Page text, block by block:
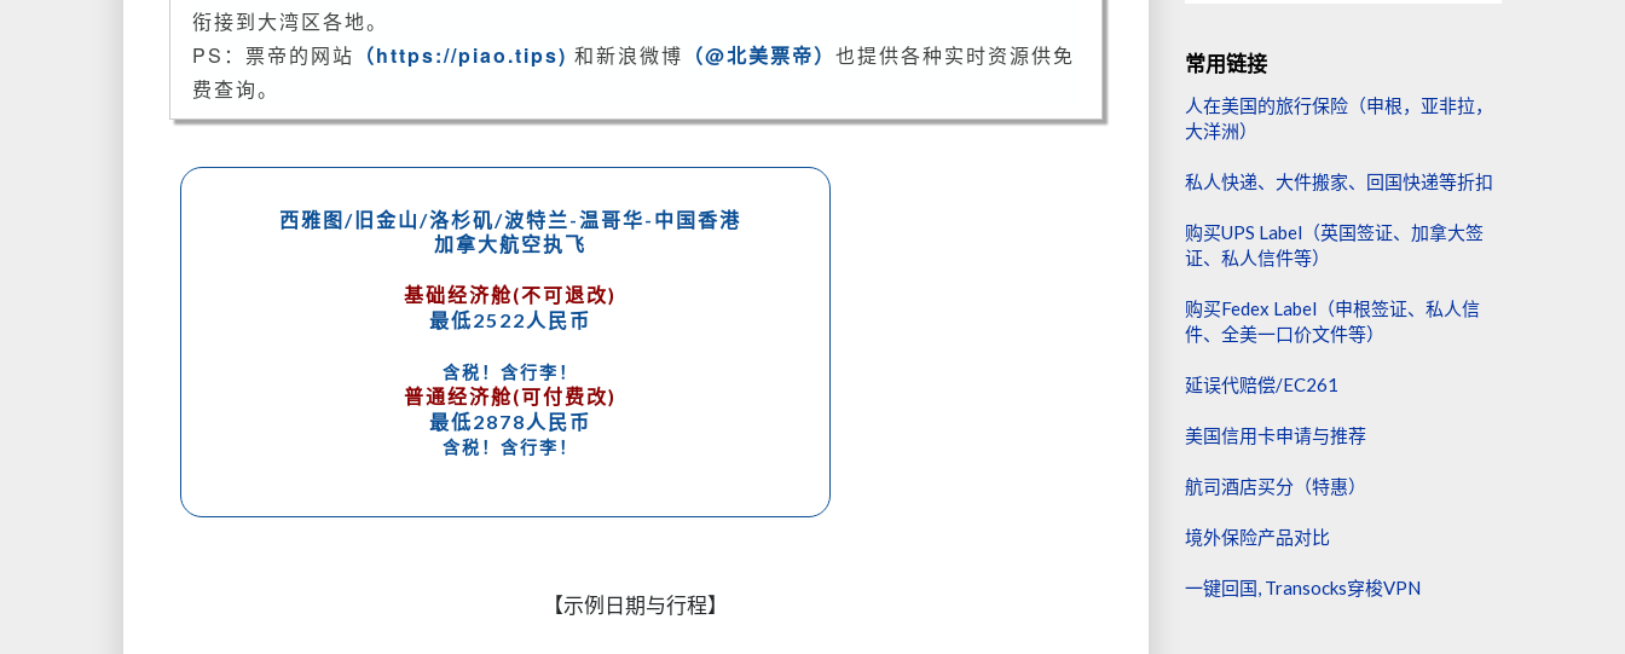
过
境
日
期
多
衔接到大湾区各地。
PS：票帝的网站 （https://piao.tips) 和新浪微博 （@北美票帝） 也提供各种实时资源供免
费查询。
西雅图/旧金山/洛杉矶/波特兰-温哥华-中国香港
加拿大航空执飞
基础经济舱(不可退改)
最低2522人民币
含税！含行李！
普通经济舱(可付费改)
最低2878人民币
含税！含行李！
【示例日期与行程】
常用链接
人在美国的旅行保险（申根，亚非拉，
大洋洲）
私人快递、大件搬家、回国快递等折扣
购买UPS Label（英国签证、加拿大签
证、私人信件等）
购买Fedex Label（申根签证、私人信
件、全美一口价文件等）
延误代赔偿/EC261
美国信用卡申请与推荐
航司酒店买分（特惠）
境外保险产品对比
一键回国, Transocks穿梭VPN